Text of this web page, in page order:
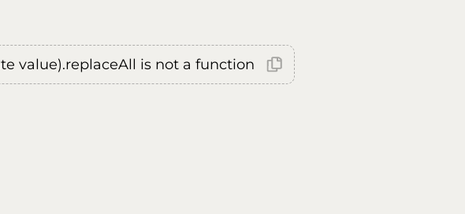
value).replaceAll is not a function